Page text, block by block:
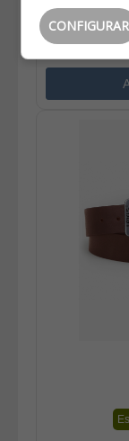
Levi's®
29945-
CONFIGURAR